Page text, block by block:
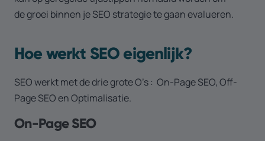
de groei binnen je SEO strategie te gaan evalueren.
Hoe werkt SEO eigenlijk?
SEO werkt met de drie grote O’s : On-Page SEO, Off-
Page SEO en Optimalisatie.
On-Page SEO